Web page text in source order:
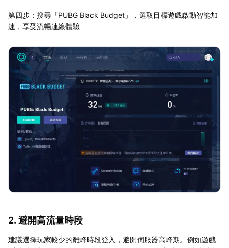
第四步：搜尋「PUBG Black Budget」，選取目標遊戲啟動智能加
速，享受流暢連線體驗
2. 避開高流量時段
建議選擇玩家較少的離峰時段登入，避開伺服器高峰期。例如遊戲